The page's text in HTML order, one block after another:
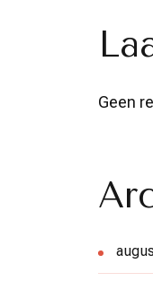
Geen